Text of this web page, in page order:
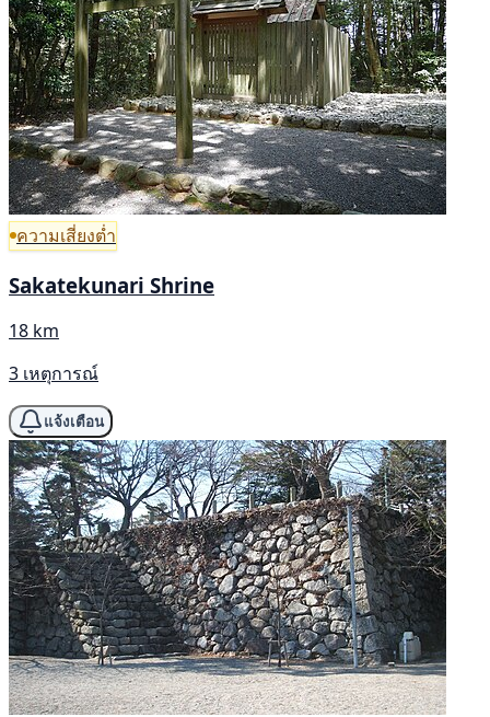
ความเสี่ยงต่ำ
Sakatekunari Shrine
18 km
3 เหตุการณ์
แจ้งเตือน